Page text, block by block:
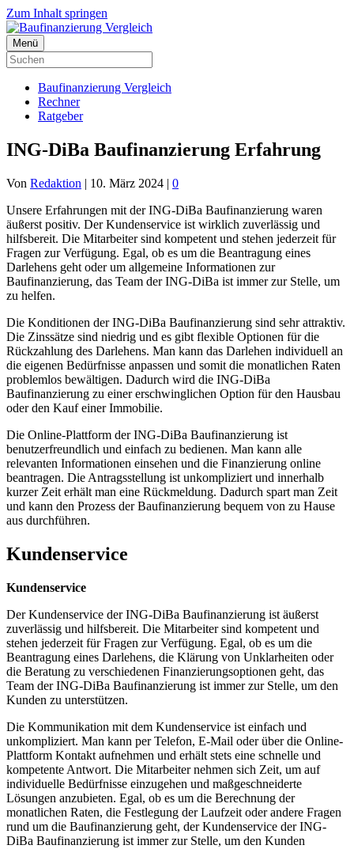
Zum Inhalt springen
Menü
Baufinanzierung Vergleich
Rechner
Ratgeber
ING-DiBa Baufinanzierung Erfahrung
Von Redaktion | 10. März 2024 | 0
Unsere Erfahrungen mit der ING-DiBa Baufinanzierung waren
äußerst positiv. Der Kundenservice ist wirklich zuverlässig und
hilfsbereit. Die Mitarbeiter sind kompetent und stehen jederzeit für
Fragen zur Verfügung. Egal, ob es um die Beantragung eines
Darlehens geht oder um allgemeine Informationen zur
Baufinanzierung, das Team der ING-DiBa ist immer zur Stelle, um
zu helfen.
Die Konditionen der ING-DiBa Baufinanzierung sind sehr attraktiv.
Die Zinssätze sind niedrig und es gibt flexible Optionen für die
Rückzahlung des Darlehens. Man kann das Darlehen individuell an
die eigenen Bedürfnisse anpassen und somit die monatlichen Raten
problemlos bewältigen. Dadurch wird die ING-DiBa
Baufinanzierung zu einer erschwinglichen Option für den Hausbau
oder den Kauf einer Immobilie.
Die Online-Plattform der ING-DiBa Baufinanzierung ist
benutzerfreundlich und einfach zu bedienen. Man kann alle
relevanten Informationen einsehen und die Finanzierung online
beantragen. Die Antragsstellung ist unkompliziert und innerhalb
kurzer Zeit erhält man eine Rückmeldung. Dadurch spart man Zeit
und kann den Prozess der Baufinanzierung bequem von zu Hause
aus durchführen.
Kundenservice
Kundenservice
Der Kundenservice der ING-DiBa Baufinanzierung ist äußerst
zuverlässig und hilfsbereit. Die Mitarbeiter sind kompetent und
stehen jederzeit für Fragen zur Verfügung. Egal, ob es um die
Beantragung eines Darlehens, die Klärung von Unklarheiten oder
die Beratung zu verschiedenen Finanzierungsoptionen geht, das
Team der ING-DiBa Baufinanzierung ist immer zur Stelle, um den
Kunden zu unterstützen.
Die Kommunikation mit dem Kundenservice ist einfach und
unkompliziert. Man kann per Telefon, E-Mail oder über die Online-
Plattform Kontakt aufnehmen und erhält stets eine schnelle und
kompetente Antwort. Die Mitarbeiter nehmen sich Zeit, um auf
individuelle Bedürfnisse einzugehen und maßgeschneiderte
Lösungen anzubieten. Egal, ob es um die Berechnung der
monatlichen Raten, die Festlegung der Laufzeit oder andere Fragen
rund um die Baufinanzierung geht, der Kundenservice der ING-
DiBa Baufinanzierung ist immer zur Stelle, um den Kunden